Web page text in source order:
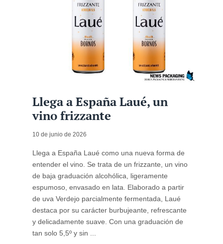
Llega a España Laué, un
vino frizzante
10 de junio de 2026
Llega a España Laué como una nueva forma de
entender el vino. Se trata de un frizzante, un vino
de baja graduación alcohólica, ligeramente
espumoso, envasado en lata. Elaborado a partir
de uva Verdejo parcialmente fermentada, Laué
destaca por su carácter burbujeante, refrescante
y delicadamente suave. Con una graduación de
tan solo 5,5º y sin ...